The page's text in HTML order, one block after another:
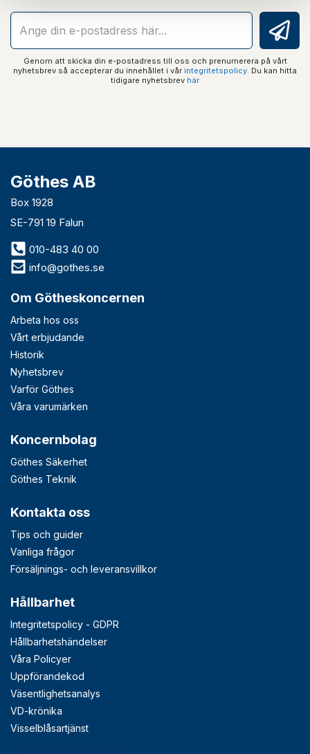
Genom att skicka din e-postadress till oss och prenumerera på vårt
nyhetsbrev så accepterar du innehållet i vår integritetspolicy . Du kan hitta
tidigare nyhetsbrev här
Göthes AB
Box 1928
SE-791 19 Falun
010-483 40 00
info@gothes.se
Om Götheskoncernen
Arbeta hos oss
Vårt erbjudande
Historik
Nyhetsbrev
Varför Göthes
Våra varumärken
Koncernbolag
Göthes Säkerhet
Göthes Teknik
Kontakta oss
Tips och guider
Vanliga frågor
Försäljnings- och leveransvillkor
Hållbarhet
Integritetspolicy - GDPR
Hållbarhetshändelser
Våra Policyer
Uppförandekod
Väsentlighetsanalys
VD-krönika
Visselblåsartjänst